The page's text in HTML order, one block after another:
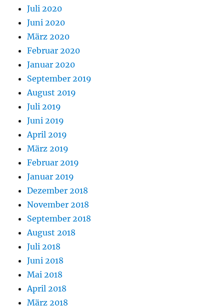
Juli 2020
Juni 2020
März 2020
Februar 2020
Januar 2020
September 2019
August 2019
Juli 2019
Juni 2019
April 2019
März 2019
Februar 2019
Januar 2019
Dezember 2018
November 2018
September 2018
August 2018
Juli 2018
Juni 2018
Mai 2018
April 2018
März 2018